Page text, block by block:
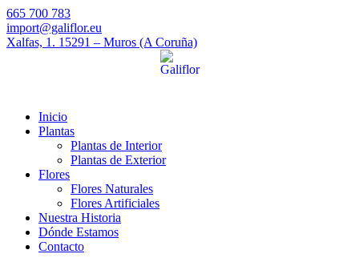
665 700 783
import@galiflor.eu
Xalfas, 1. 15291 – Muros (A Coruña)
Inicio
Plantas
Plantas de Interior
Plantas de Exterior
Flores
Flores Naturales
Flores Artificiales
Nuestra Historia
Dónde Estamos
Contacto